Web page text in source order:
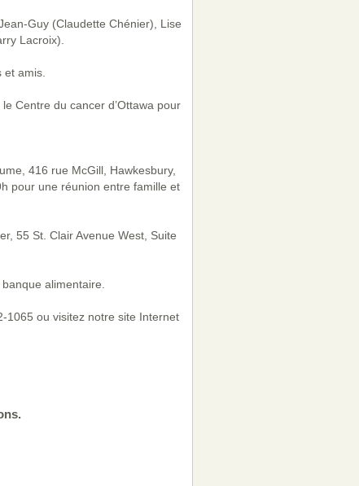
Guy (Claudette Chénier), Lise
Lacroix).
amis.
Centre du cancer d’Ottawa pour
416 rue McGill, Hawkesbury,
pour une réunion entre famille et
55 St. Clair Avenue West, Suite
alimentaire.
1065 ou visitez notre site Internet